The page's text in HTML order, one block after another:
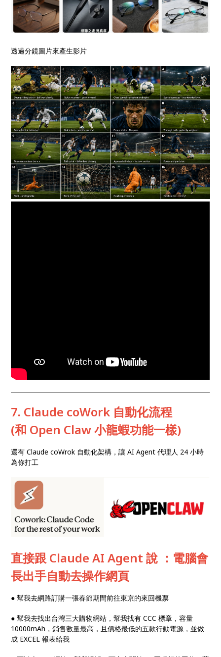
透過分鏡圖片來產生影片
7. Claude coWork 自動化流程
(和 Open Claw 小龍蝦功能一樣)
還有 Claude coWrok 自動化架構，讓 AI Agent 代理人 24 小時
為你打工
直接跟 Claude AI Agent 說 ：電腦會
長出手自動去操作網頁
● 幫我去網路訂購一張春節期間前往東京的來回機票
● 幫我去找出台灣三大購物網站，幫我找有 CCC 標章，容量
10000mAh，銷售數量最高，且價格最低的五款行動電源，並做
成 EXCEL 報表給我